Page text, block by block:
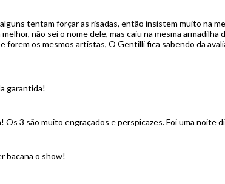
tentam forçar as risadas, então insistem muito na
não sei o nome dele, mas caiu na mesma
forem os mesmos artistas, O Gentilli fica sabendo da
garantida!
Os 3 são muito engraçados e perspicazes. Foi uma noite
bacana o show!